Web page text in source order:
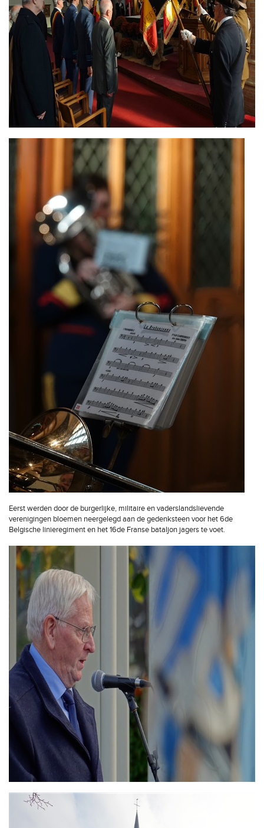
Eerst werden door de burgerlijke, militaire en vaderslandslievende
verenigingen bloemen neergelegd aan de gedenksteen voor het 6de
Belgische linieregiment en het 16de Franse bataljon jagers te voet.